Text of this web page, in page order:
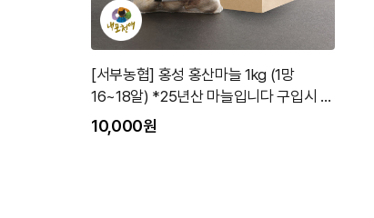
[서부농협] 홍성 홍산마늘 1kg (1망
16~18알) *25년산 마늘입니다 구입시 참
고해주세요*
10,000원